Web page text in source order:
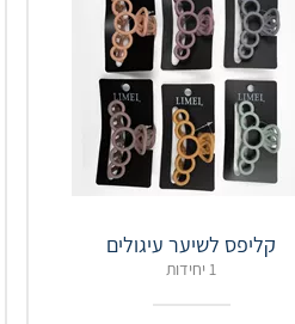
קליפס לשיער עיגולים
1 יחידות